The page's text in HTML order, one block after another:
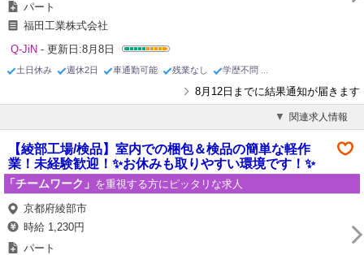
パート
福田工業株式会社
Q-JiN - 更新日:8月8日
土日休み 週休2日 車通勤可能 残業なし 学歴不問
8月12日までに結果通知が届きます
関連求人情報
【綾部工場/検品】室内での梱包＆検品の簡単な軽作
業！未経験歓迎！✨お休みも取りやすい環境です！✨
「チームワーク」 を重視する方にピッタリな求人
京都府綾部市
時給 1,230円
パート